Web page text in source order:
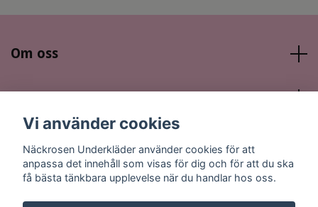
Om oss
Sociala medier
Vi använder cookies
Näckrosen Underkläder använder cookies för att
anpassa det innehåll som visas för dig och för att du ska
få bästa tänkbara upplevelse när du handlar hos oss.